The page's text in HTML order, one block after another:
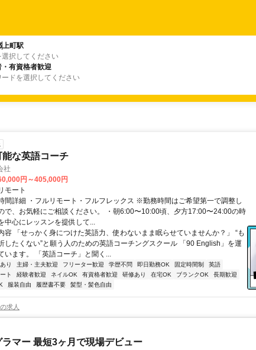
上町駅
選択してください
・有資格者歓迎
ードを選択してください
能な英語コーチ
社
円～405,000円
モート
間詳細 ・フルリモート・フルフレックス ※勤務時間はご希望第一で調整し
で、お気軽にご相談ください。 ・朝6:00〜10:00頃、夕方17:00〜24:00の時
中心にレッスンを提供して...
容 「せっかく身につけた英語力、使わないまま眠らせていませんか？」 “も
したくない”と願う人のための英語コーチングスクール 「90 English」を運
います。 「英語コーチ」と聞く...
り 主婦・主夫歓迎 フリーター歓迎 学歴不問 即日勤務OK 固定時間制
英語
ト
経験者歓迎 ネイルOK 有資格者歓迎 研修あり 在宅OK ブランクOK
長期歓迎
服装自由 履歴書不要 髪型・髪色自由
求人
ラマー 最短3ヶ月で現場デビュー